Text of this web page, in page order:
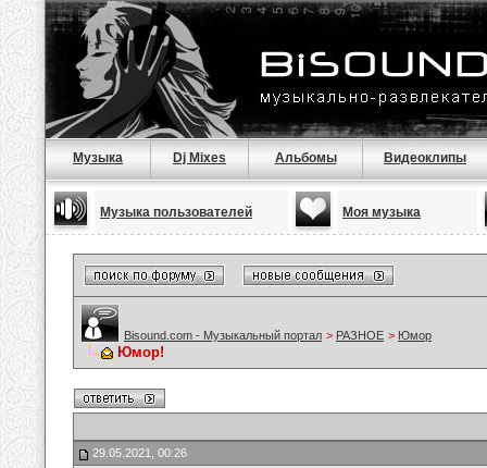
Музыка Dj Mixes Альбомы Видеоклипы
Музыка пользователей Моя музыка
Bisound.com - Музыкальный портал > РАЗНОЕ > Юмор
Юмор!
29.05.2021, 00:26